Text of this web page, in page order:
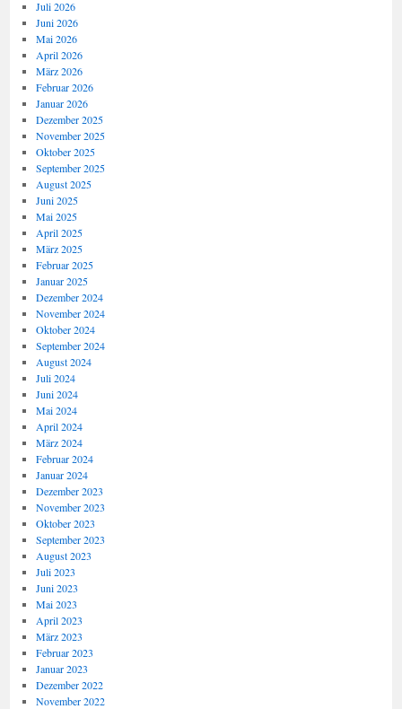
Juli 2026
Juni 2026
Mai 2026
April 2026
März 2026
Februar 2026
Januar 2026
Dezember 2025
November 2025
Oktober 2025
September 2025
August 2025
Juni 2025
Mai 2025
April 2025
März 2025
Februar 2025
Januar 2025
Dezember 2024
November 2024
Oktober 2024
September 2024
August 2024
Juli 2024
Juni 2024
Mai 2024
April 2024
März 2024
Februar 2024
Januar 2024
Dezember 2023
November 2023
Oktober 2023
September 2023
August 2023
Juli 2023
Juni 2023
Mai 2023
April 2023
März 2023
Februar 2023
Januar 2023
Dezember 2022
November 2022